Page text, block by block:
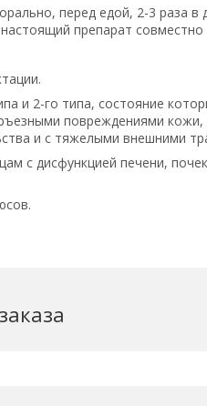
перед едой, 2-3 раза
препарат
и 2-го типа, состояние
повреждениями
и с тяжелыми внешними
с дисфункцией печени,